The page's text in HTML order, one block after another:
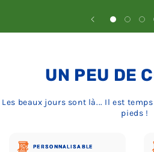
UN PEU DE
Les beaux jours sont là... Il est
pieds !
PERSONNALISABLE
PERSONNALISABLE
PERSONNALISABLE